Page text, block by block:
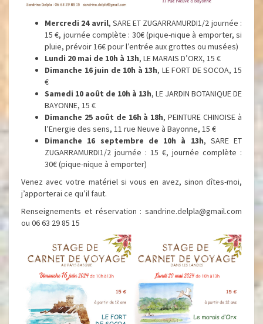
Mercredi 24 avril, SARE ET ZUGARRAMURDI1/2 journée :
15 €, journée complète : 30€ (pique-nique à emporter, si
pluie, prévoir 16€ pour l’entrée aux grottes ou musées)
Lundi 20 mai de 10h à 13h, LE MARAIS D’ORX, 15 €
Dimanche 16 juin de 10h à 13h, LE FORT DE SOCOA, 15
€
Samedi 10 août de 10h à 13h, LE JARDIN BOTANIQUE DE
BAYONNE, 15 €
Dimanche 25 août de 16h à 18h, PEINTURE CHINOISE à
l’Energie des sens, 11 rue Neuve à Bayonne, 15 €
Dimanche 16 septembre de 10h à 13h, SARE ET
ZUGARRAMURDI1/2 journée : 15 €, journée complète :
30€ (pique-nique à emporter)
Venez avec votre matériel si vous en avez, sinon dîtes-moi,
j’apporterai ce qu’il faut.
Renseignements et réservation : sandrine.delpla@gmail.com
ou 06 63 29 85 15